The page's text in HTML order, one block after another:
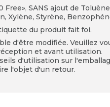
Free», SANS ajout de
Xylène, Styrène,
du produit fait foi.
d'être modifiée. Veuillez
et avant utilisation.
d'utilisation sur
l'objet d'un retour.